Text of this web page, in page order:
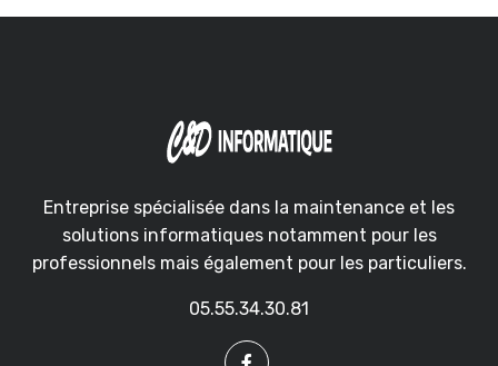
Entreprise spécialisée dans la maintenance et les
solutions informatiques notamment pour les
professionnels mais également pour les particuliers.
05.55.34.30.81